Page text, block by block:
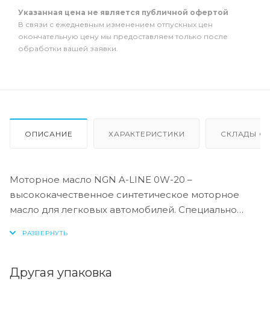
Указанная цена не является публичной офертой
В связи с ежедневным изменением отпускных цен
окончательную цену мы предоставляем только после
обработки вашей заявки.
ОПИСАНИЕ ХАРАКТЕРИСТИКИ СКЛАДЫ
Моторное масло NGN A-LINE 0W-20 –
высококачественное синтетическое моторное
масло для легковых автомобилей. Специально
Масло предотвращает высокотемпературное
Другая упаковка